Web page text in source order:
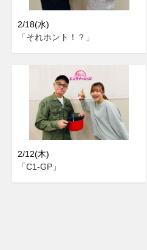
2/18(水)
「それホント！？」
2/12(木)
「C1-GP」